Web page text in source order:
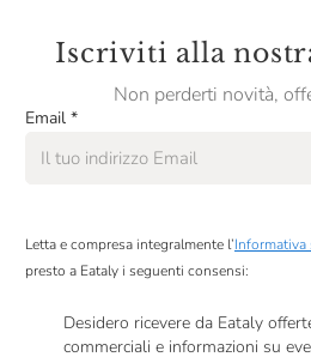
Ferrari
Firriato
Fontodi
Franck Pascal
Iscriviti alla
Non perderti novità,
Email *
Letta e compresa integralmente l’Informativa
presto a Eataly i seguenti consensi:
Desidero ricevere da Eataly
commerciali e informazioni su